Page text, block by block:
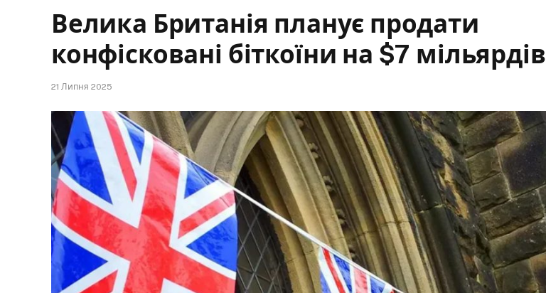
Велика Британія планує продати
конфісковані біткоїни на $7 мільярдів
21 Липня 2025